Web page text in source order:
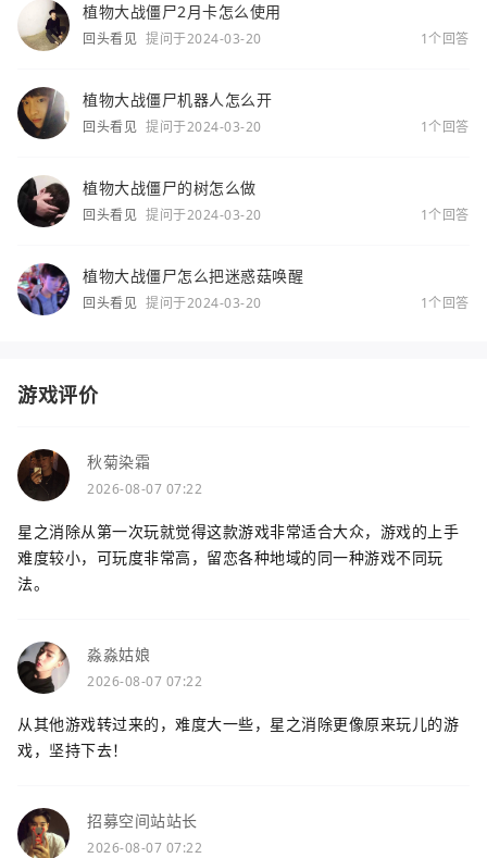
植物大战僵尸2月卡怎么使用
回头看见 提问于2024-03-20 1个回答
植物大战僵尸机器人怎么开
回头看见 提问于2024-03-20 1个回答
植物大战僵尸的树怎么做
回头看见 提问于2024-03-20 1个回答
植物大战僵尸怎么把迷惑菇唤醒
回头看见 提问于2024-03-20 1个回答
游戏评价
秋菊染霜
2026-08-07 07:22
星之消除从第一次玩就觉得这款游戏非常适合大众，游戏的上手
难度较小，可玩度非常高，留恋各种地域的同一种游戏不同玩
法。
淼淼姑娘
2026-08-07 07:22
从其他游戏转过来的，难度大一些，星之消除更像原来玩儿的游
戏，坚持下去！
招募空间站站长
2026-08-07 07:22